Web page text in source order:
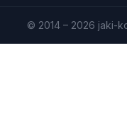
© 2014 – 2026 jaki-